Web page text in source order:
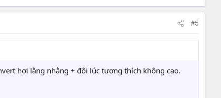
#5
hơi lằng nhằng + đôi lúc tương thích không cao.